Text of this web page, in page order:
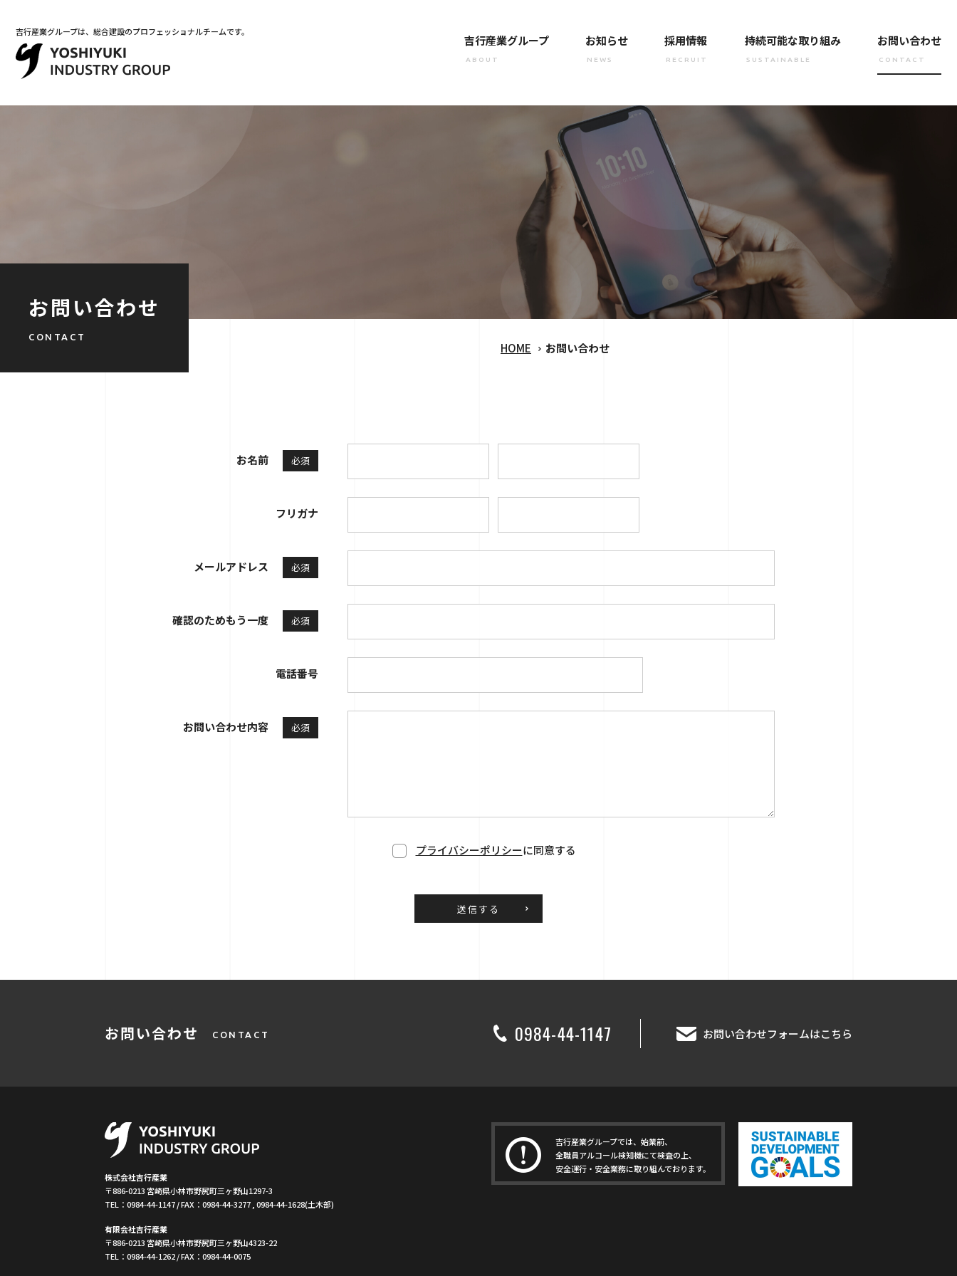
吉行産業グループは、総合建設のプロフェッショナルチームです。
吉行産業グループ
ABOUT
お知らせ
NEWS
採用情報
RECRUIT
持続可能な取り組み
SUSTAINABLE
お問い合わせ
CONTACT
お問い合わせ
CONTACT
HOME お問い合わせ
お名前 必須
フリガナ
メールアドレス 必須
確認のためもう一度 必須
電話番号
お問い合わせ内容 必須
プライバシーポリシーに同意する
お問い合わせ CONTACT 0984-44-1147 お問い合わせフォームはこちら
株式会社吉行産業
〒886-0213 宮崎県小林市野尻町三ヶ野山1297-3
TEL： 0984-44-1147/FAX：0984-44-3277 , 0984-44-1628(土木部)
有限会社吉行産業
〒886-0213 宮崎県小林市野尻町三ヶ野山4323-22
TEL： 0984-44-1262/ FAX：0984-44-0075
吉行産業グループでは、始業前、
全職員アルコール検知機にて検査の上、
安全運行・安全業務に取り組んでおります。